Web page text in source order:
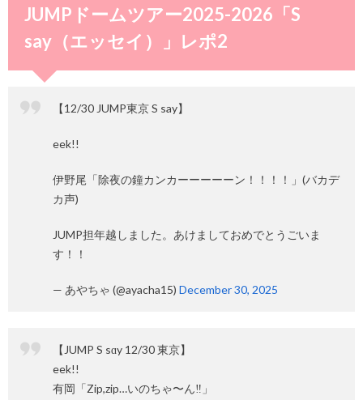
JUMPドームツアー2025-2026「S
say（エッセイ）」レポ2
【12/30 JUMP東京 S say】
eek!!
伊野尾「除夜の鐘カンカーーーーーン！！！！」(バカデ
カ声)
JUMP担年越しました。あけましておめでとうごいま
す！！
— あやちゃ (@ayacha15) December 30, 2025
【JUMP S sɑy 12/30 東京】
eek!!
有岡「Zip,zip…いのちゃ〜ん‼️」